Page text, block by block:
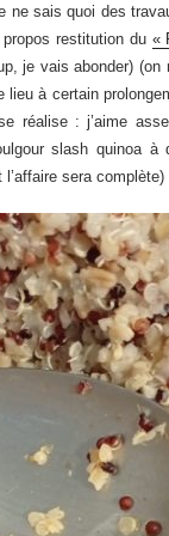
ne sais quoi des
restitution du «
je vais abonder)
à certain
réalise : j’aime
slash quinoa
sera complète)